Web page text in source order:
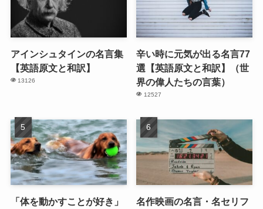
アインシュタインの名言集
【英語原文と和訳】
13126
辛い時に元気が出る名言77
選【英語原文と和訳】（世
界の偉人たちの言葉）
12527
「体を動かすことが好き」
名作映画の名言・名セリフ